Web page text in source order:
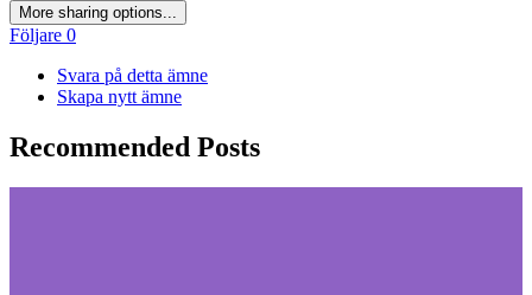
More sharing options...
Följare 0
Svara på detta ämne
Skapa nytt ämne
Recommended Posts